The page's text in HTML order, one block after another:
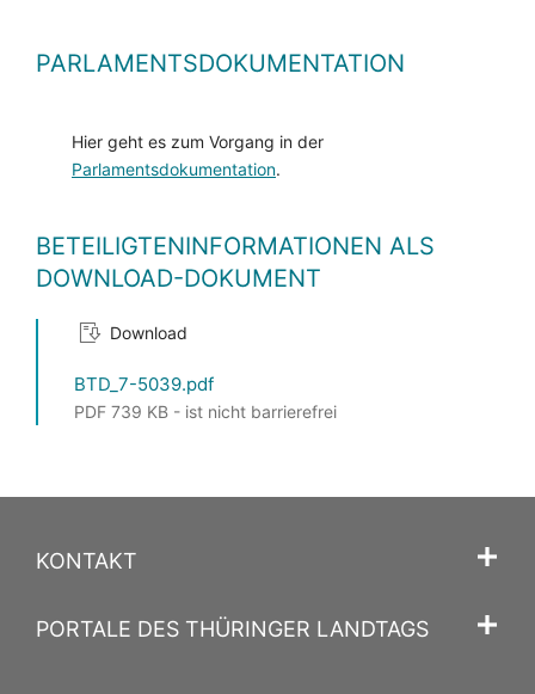
PARLAMENTSDOKUMENTATION
Hier geht es zum Vorgang in der
Parlamentsdokumentation.
BETEILIGTENINFORMATIONEN ALS
DOWNLOAD-DOKUMENT
Download
BTD_7-5039.pdf
PDF 739 KB - ist nicht barrierefrei
KONTAKT
PORTALE DES THÜRINGER LANDTAGS